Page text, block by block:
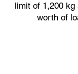
limit of 1,200 kg
worth of